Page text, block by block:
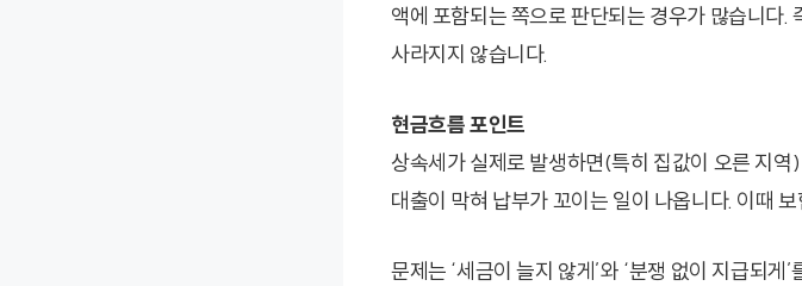
액에 포함되는 쪽으로 판단되는 경우가 많습니다.
사라지지 않습니다.
현금흐름 포인트
상속세가 실제로 발생하면(특히 집값이 오른 지
대출이 막혀 납부가 꼬이는 일이 나옵니다. 이때
문제는 ‘세금이 늘지 않게’와 ‘분쟁 없이 지급되게